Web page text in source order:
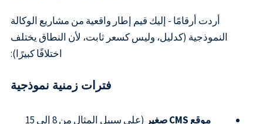
أردت أرقامًا - إليك قيم إطار واقعية من مشاريع الوكالة
النموذجية (كدليل، وليس كسعر ثابت، لأن النطاق يختلف
اختلافًا كبيرًا):
فترات زمنية نموذجية
موقع CMS صغير
(على سبيل المثال من 8 إلى 15